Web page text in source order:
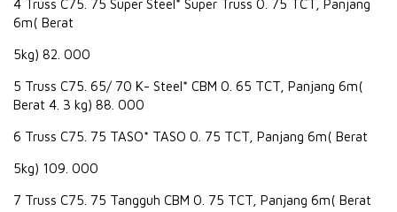
4 Truss C75. 75 Super Steel* Super Truss 0. 75 TCT, Panjang
6m( Berat
5kg) 82. 000
5 Truss C75. 65/ 70 K- Steel* CBM 0. 65 TCT, Panjang 6m(
Berat 4. 3 kg) 88. 000
6 Truss C75. 75 TASO* TASO 0. 75 TCT, Panjang 6m( Berat
5kg) 109. 000
7 Truss C75. 75 Tangguh CBM 0. 75 TCT, Panjang 6m( Berat